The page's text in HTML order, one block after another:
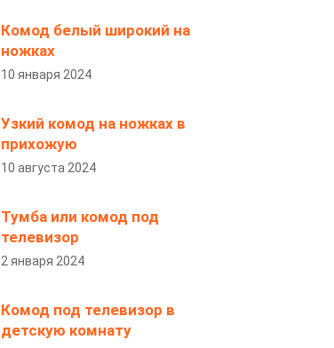
Комод белый широкий на
ножках
10 января 2024
Узкий комод на ножках в
прихожую
10 августа 2024
Тумба или комод под
телевизор
2 января 2024
Комод под телевизор в
детскую комнату